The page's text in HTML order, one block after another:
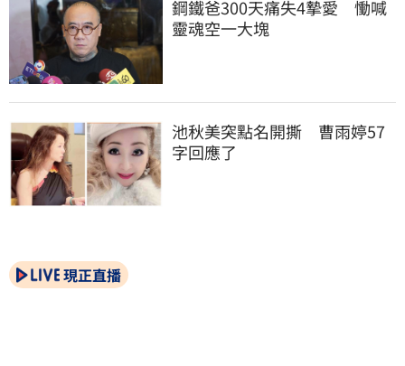
鋼鐵爸300天痛失4摯愛　慟喊
靈魂空一大塊
池秋美突點名開撕　曹雨婷57
字回應了
現正直播